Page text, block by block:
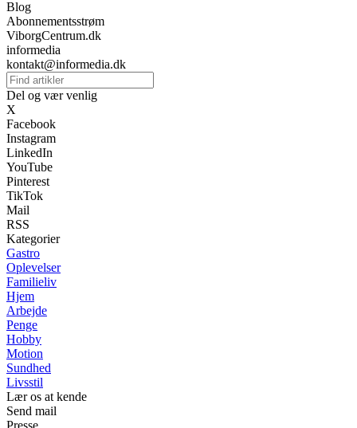
Blog
Abonnementsstrøm
ViborgCentrum.dk
informedia
kontakt@informedia.dk
Del og vær venlig
X
Facebook
Instagram
LinkedIn
YouTube
Pinterest
TikTok
Mail
RSS
Kategorier
Gastro
Oplevelser
Familieliv
Hjem
Arbejde
Penge
Hobby
Motion
Sundhed
Livsstil
Lær os at kende
Send mail
Presse